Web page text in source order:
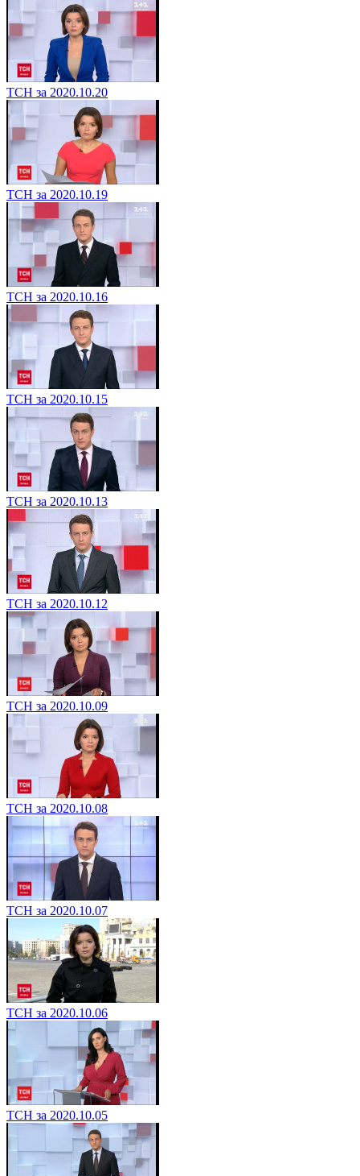
ТСН за 2020.10.20
ТСН за 2020.10.19
ТСН за 2020.10.16
ТСН за 2020.10.15
ТСН за 2020.10.13
ТСН за 2020.10.12
ТСН за 2020.10.09
ТСН за 2020.10.08
ТСН за 2020.10.07
ТСН за 2020.10.06
ТСН за 2020.10.05